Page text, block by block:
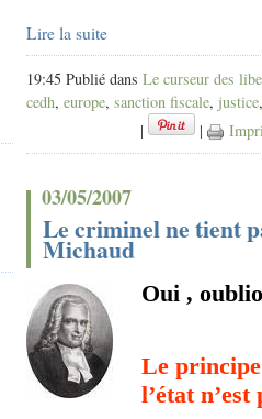
Lire la suite
19:45 Publié dans Le curseur des
cedh, europe, sanction fiscale, justice
|
|
03/05/2007
Le criminel ne tient
Michaud
Oui ,
Le
l’état n’est